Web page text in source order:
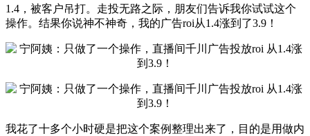
1.4，被客户吊打。走投无路之际，朋友们告诉我你试试这个
操作。结果你说神不神奇，我的广告roi从1.4涨到了3.9！
我花了十多个小时硬是把这个案例整理出来了，目的是用做内